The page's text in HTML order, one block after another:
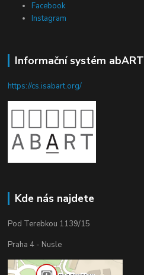
Facebook
Instagram
Informační systém abART
https://cs.isabart.org/
Kde nás najdete
Pod Terebkou 1139/15
Praha 4 - Nusle